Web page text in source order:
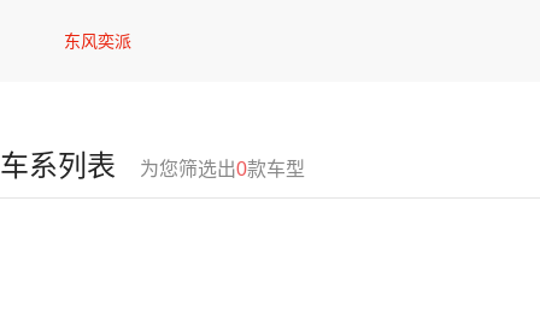
东风奕派
车系列表 为您筛选出0款车型